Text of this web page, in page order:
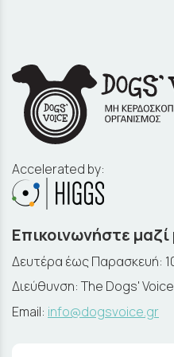
Accelerated by:
Επικοινωνήστε
Δευτέρα έως Παρασκευή:
Διεύθυνση: The Dogs'
Email: info@dogsvoice.gr